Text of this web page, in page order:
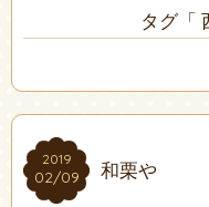
タグ「
2019
02/09
2019
02/09 和栗や